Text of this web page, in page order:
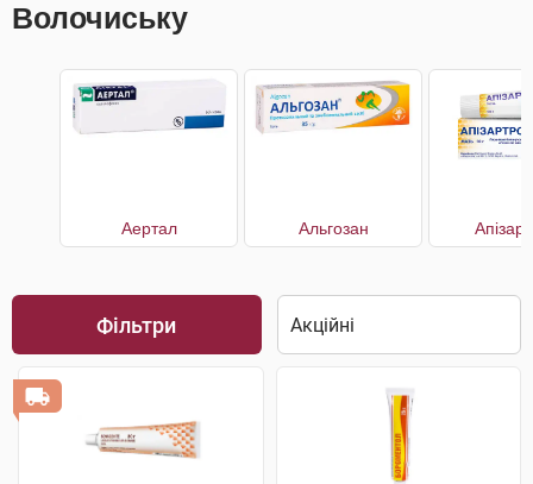
Волочиську
Аертал Альгозан
Фільтри